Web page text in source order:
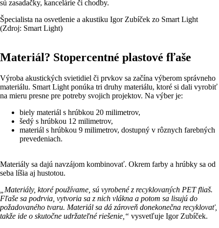
sú zasadačky, kancelárie či chodby.
Špecialista na osvetlenie a akustiku Igor Zubíček zo Smart Light
(Zdroj: Smart Light)
Materiál? Stopercentné plastové fľaše
Výroba akustických svietidiel či prvkov sa začína výberom správneho
materiálu. Smart Light ponúka tri druhy materiálu, ktoré si dali vyrobiť
na mieru presne pre potreby svojich projektov. Na výber je:
biely materiál s hrúbkou 20 milimetrov,
šedý s hrúbkou 12 milimetrov,
materiál s hrúbkou 9 milimetrov, dostupný v rôznych farebných
prevedeniach.
Materiály sa dajú navzájom kombinovať. Okrem farby a hrúbky sa od
seba líšia aj hustotou.
„Materiály, ktoré používame, sú vyrobené z recyklovaných PET fliaš.
Fľaše sa podrvia, vytvoria sa z nich vlákna a potom sa lisujú do
požadovaného tvaru. Materiál sa dá zároveň donekonečna recyklovať,
takže ide o skutočne udržateľné riešenie,“ vysvetľuje Igor Zubíček.